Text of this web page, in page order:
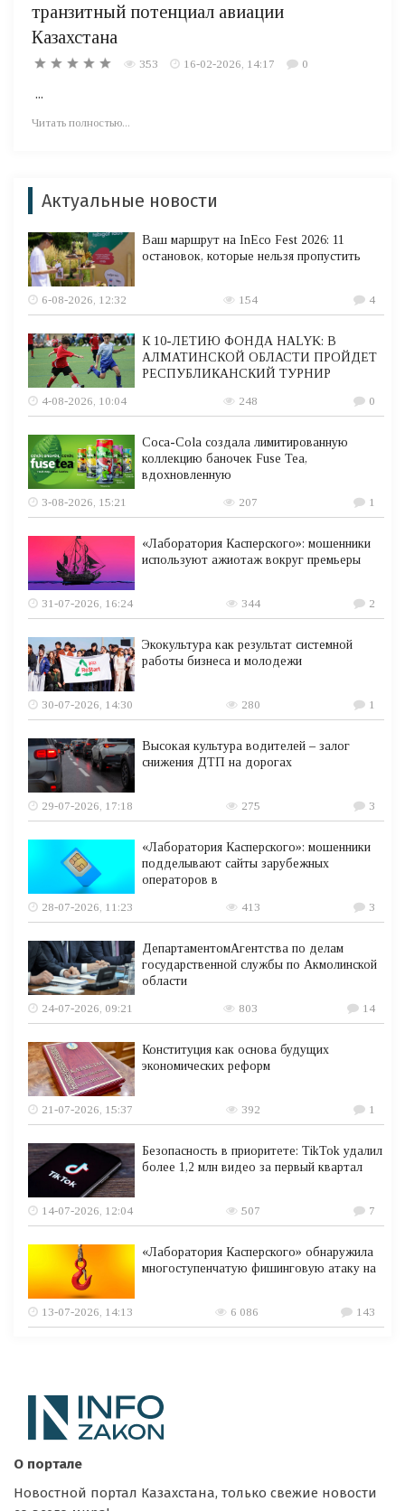
транзитный потенциал авиации
Казахстана
353 16-02-2026, 14:17 0
...
Читать полностью...
Актуальные новости
Ваш маршрут на InEco Fest 2026: 11
остановок, которые нельзя пропустить
6-08-2026, 12:32 154 4
К 10-ЛЕТИЮ ФОНДА HALYK: В
АЛМАТИНСКОЙ ОБЛАСТИ ПРОЙДЕТ
РЕСПУБЛИКАНСКИЙ ТУРНИР
4-08-2026, 10:04
248 0
Coca-Cola создала лимитированную
коллекцию баночек Fuse Tea,
вдохновленную
3-08-2026, 15:21
207 1
«Лаборатория Касперского»: мошенники
используют ажиотаж вокруг премьеры
31-07-2026, 16:24 344 2
Экокультура как результат системной
работы бизнеса и молодежи
30-07-2026, 14:30 280 1
Высокая культура водителей – залог
снижения ДТП на дорогах
29-07-2026, 17:18 275 3
«Лаборатория Касперского»: мошенники
подделывают сайты зарубежных
операторов в
28-07-2026, 11:23
413 3
ДепартаментомАгентства по делам
государственной службы по Акмолинской
области
24-07-2026, 09:21
803 14
Конституция как основа будущих
экономических реформ
21-07-2026, 15:37 392 1
Безопасность в приоритете: TikTok удалил
более 1,2 млн видео за первый квартал
14-07-2026, 12:04 507 7
«Лаборатория Касперского» обнаружила
многоступенчатую фишинговую атаку на
13-07-2026, 14:13 6 086 143
О портале
Новостной портал Казахстана, только свежие новости